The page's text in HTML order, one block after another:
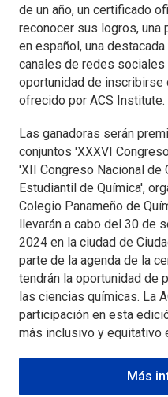
de un año, un certificado
reconocer sus logros, una
en español, una
canales de redes sociales
oportunidad de inscribirse
ofrecido por ACS Institute.
Las ganadoras serán
conjuntos 'XXXVI
'XII Congreso Nacional de
Estudiantil de Química',
Colegio Panameño de
llevarán a cabo del 30 de
2024 en la ciudad de
parte de la agenda de la
tendrán la oportunidad de
las ciencias químicas. La
participación en esta
más inclusivo y equitativo
Más